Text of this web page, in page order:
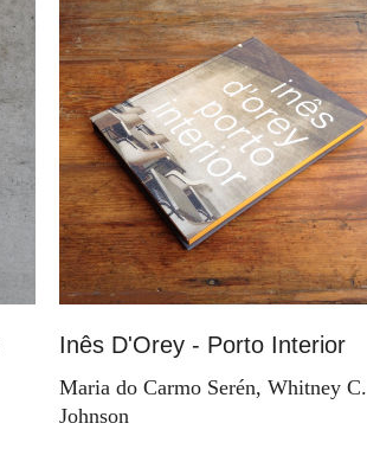
Inês D'Orey - Porto Interior
Maria do Carmo Serén, Whitney C.
Johnson